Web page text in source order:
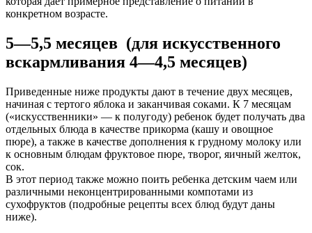
конкретном возрасте.
5—5,5 месяцев (для искусственного
вскармливания 4—4,5 месяцев)
Приведенные ниже продукты дают в течение двух месяцев,
начиная с тертого яблока и заканчивая соками. К 7 месяцам
(«искусственники» — к полугоду) ребенок будет получать два
отдельных блюда в качестве прикорма (кашу и овощное
пюре), а также в качестве дополнения к грудному молоку или
к основным блюдам фруктовое пюре, творог, яичный желток,
сок.
В этот период также можно поить ребенка детским чаем или
различными неконцентрированными компотами из
сухофруктов (подробные рецепты всех блюд будут даны
ниже).